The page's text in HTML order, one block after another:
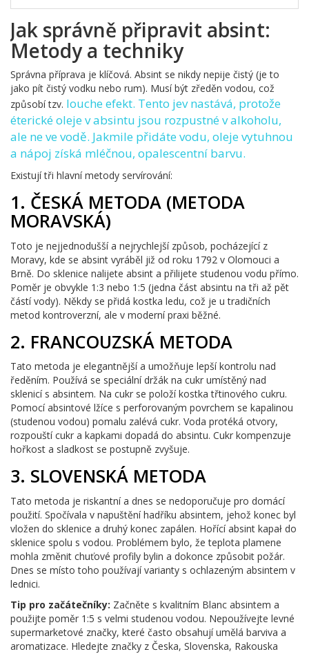
Jak správně připravit absint:
Metody a techniky
Správna příprava je klíčová. Absint se nikdy nepije čistý (je to
jako pít čistý vodku nebo rum). Musí být zředěn vodou, což
způsobí tzv. louche efekt. Tento jev nastává, protože
éterické oleje v absintu jsou rozpustné v alkoholu,
ale ne ve vodě. Jakmile přidáte vodu, oleje vytuhnou
a nápoj získá mléčnou, opalescentní barvu.
Existují tři hlavní metody servírování:
1. ČESKÁ METODA (METODA
MORAVSKÁ)
Toto je nejjednodušší a nejrychlejší způsob, pocházející z
Moravy, kde se absint vyráběl již od roku 1792 v Olomouci a
Brně. Do sklenice nalijete absint a přilijete studenou vodu přímo.
Poměr je obvykle 1:3 nebo 1:5 (jedna část absintu na tři až pět
částí vody). Někdy se přidá kostka ledu, což je u tradičních
metod kontroverzní, ale v moderní praxi běžné.
2. FRANCOUZSKÁ METODA
Tato metoda je elegantnější a umožňuje lepší kontrolu nad
ředěním. Používá se speciální držák na cukr umístěný nad
sklenicí s absintem. Na cukr se položí kostka třtinového cukru.
Pomocí absintové lžíce s perforovaným povrchem se kapalinou
(studenou vodou) pomalu zalévá cukr. Voda protéká otvory,
rozpouští cukr a kapkami dopadá do absintu. Cukr kompenzuje
hořkost a sladkost se postupně zvyšuje.
3. SLOVENSKÁ METODA
Tato metoda je riskantní a dnes se nedoporučuje pro domácí
použití. Spočívala v napuštění hadříku absintem, jehož konec byl
vložen do sklenice a druhý konec zapálen. Hořící absint kapał do
sklenice spolu s vodou. Problémem bylo, že teplota plamene
mohla změnit chuťové profily bylin a dokonce způsobit požár.
Dnes se místo toho používají varianty s ochlazeným absintem v
lednici.
Tip pro začátečníky: Začněte s kvalitním Blanc absintem a
použijte poměr 1:5 s velmi studenou vodou. Nepoužívejte levné
supermarketové značky, které často obsahují umělá barviva a
aromatizace. Hledejte značky z Česka, Slovenska, Rakouska